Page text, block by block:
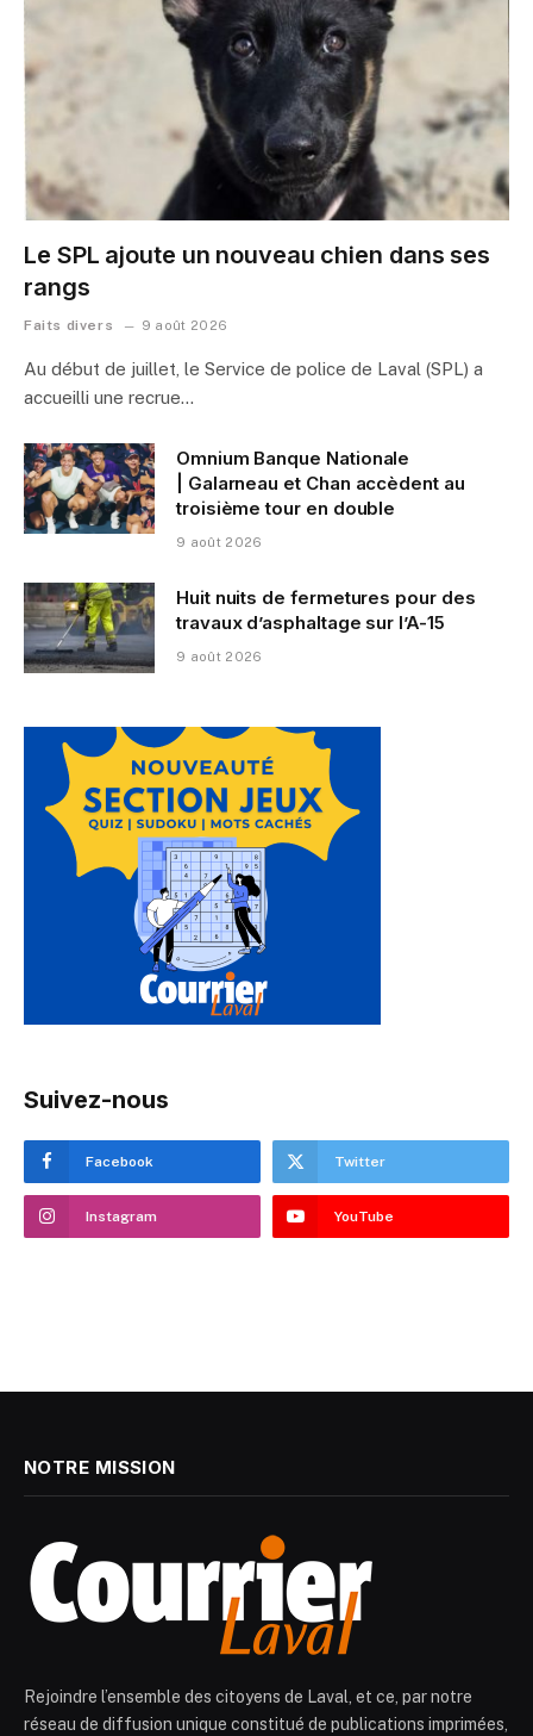
Le SPL ajoute un nouveau chien dans ses
rangs
Faits divers 9 août 2026
Au début de juillet, le Service de police de Laval (SPL) a
accueilli une recrue…
Omnium Banque Nationale
| Galarneau et Chan accèdent au
troisième tour en double
9 août 2026
Huit nuits de fermetures pour des
travaux d’asphaltage sur l’A-15
9 août 2026
Suivez-nous
Facebook Twitter
Instagram YouTube
NOTRE MISSION
Rejoindre l’ensemble des citoyens de Laval, et ce, par notre
réseau de diffusion unique constitué de publications imprimées,